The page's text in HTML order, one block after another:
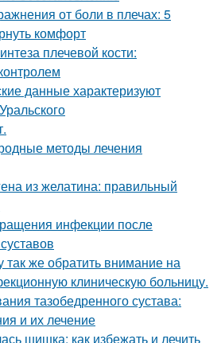
от боли в плечах: 5
комфорт
плечевой кости:
данные характеризуют
методы лечения
из желатина: правильный
инфекции после
же обратить внимание на
клиническую больницу.
тазобедренного сустава:
и их лечение
шишка: как избежать и лечить